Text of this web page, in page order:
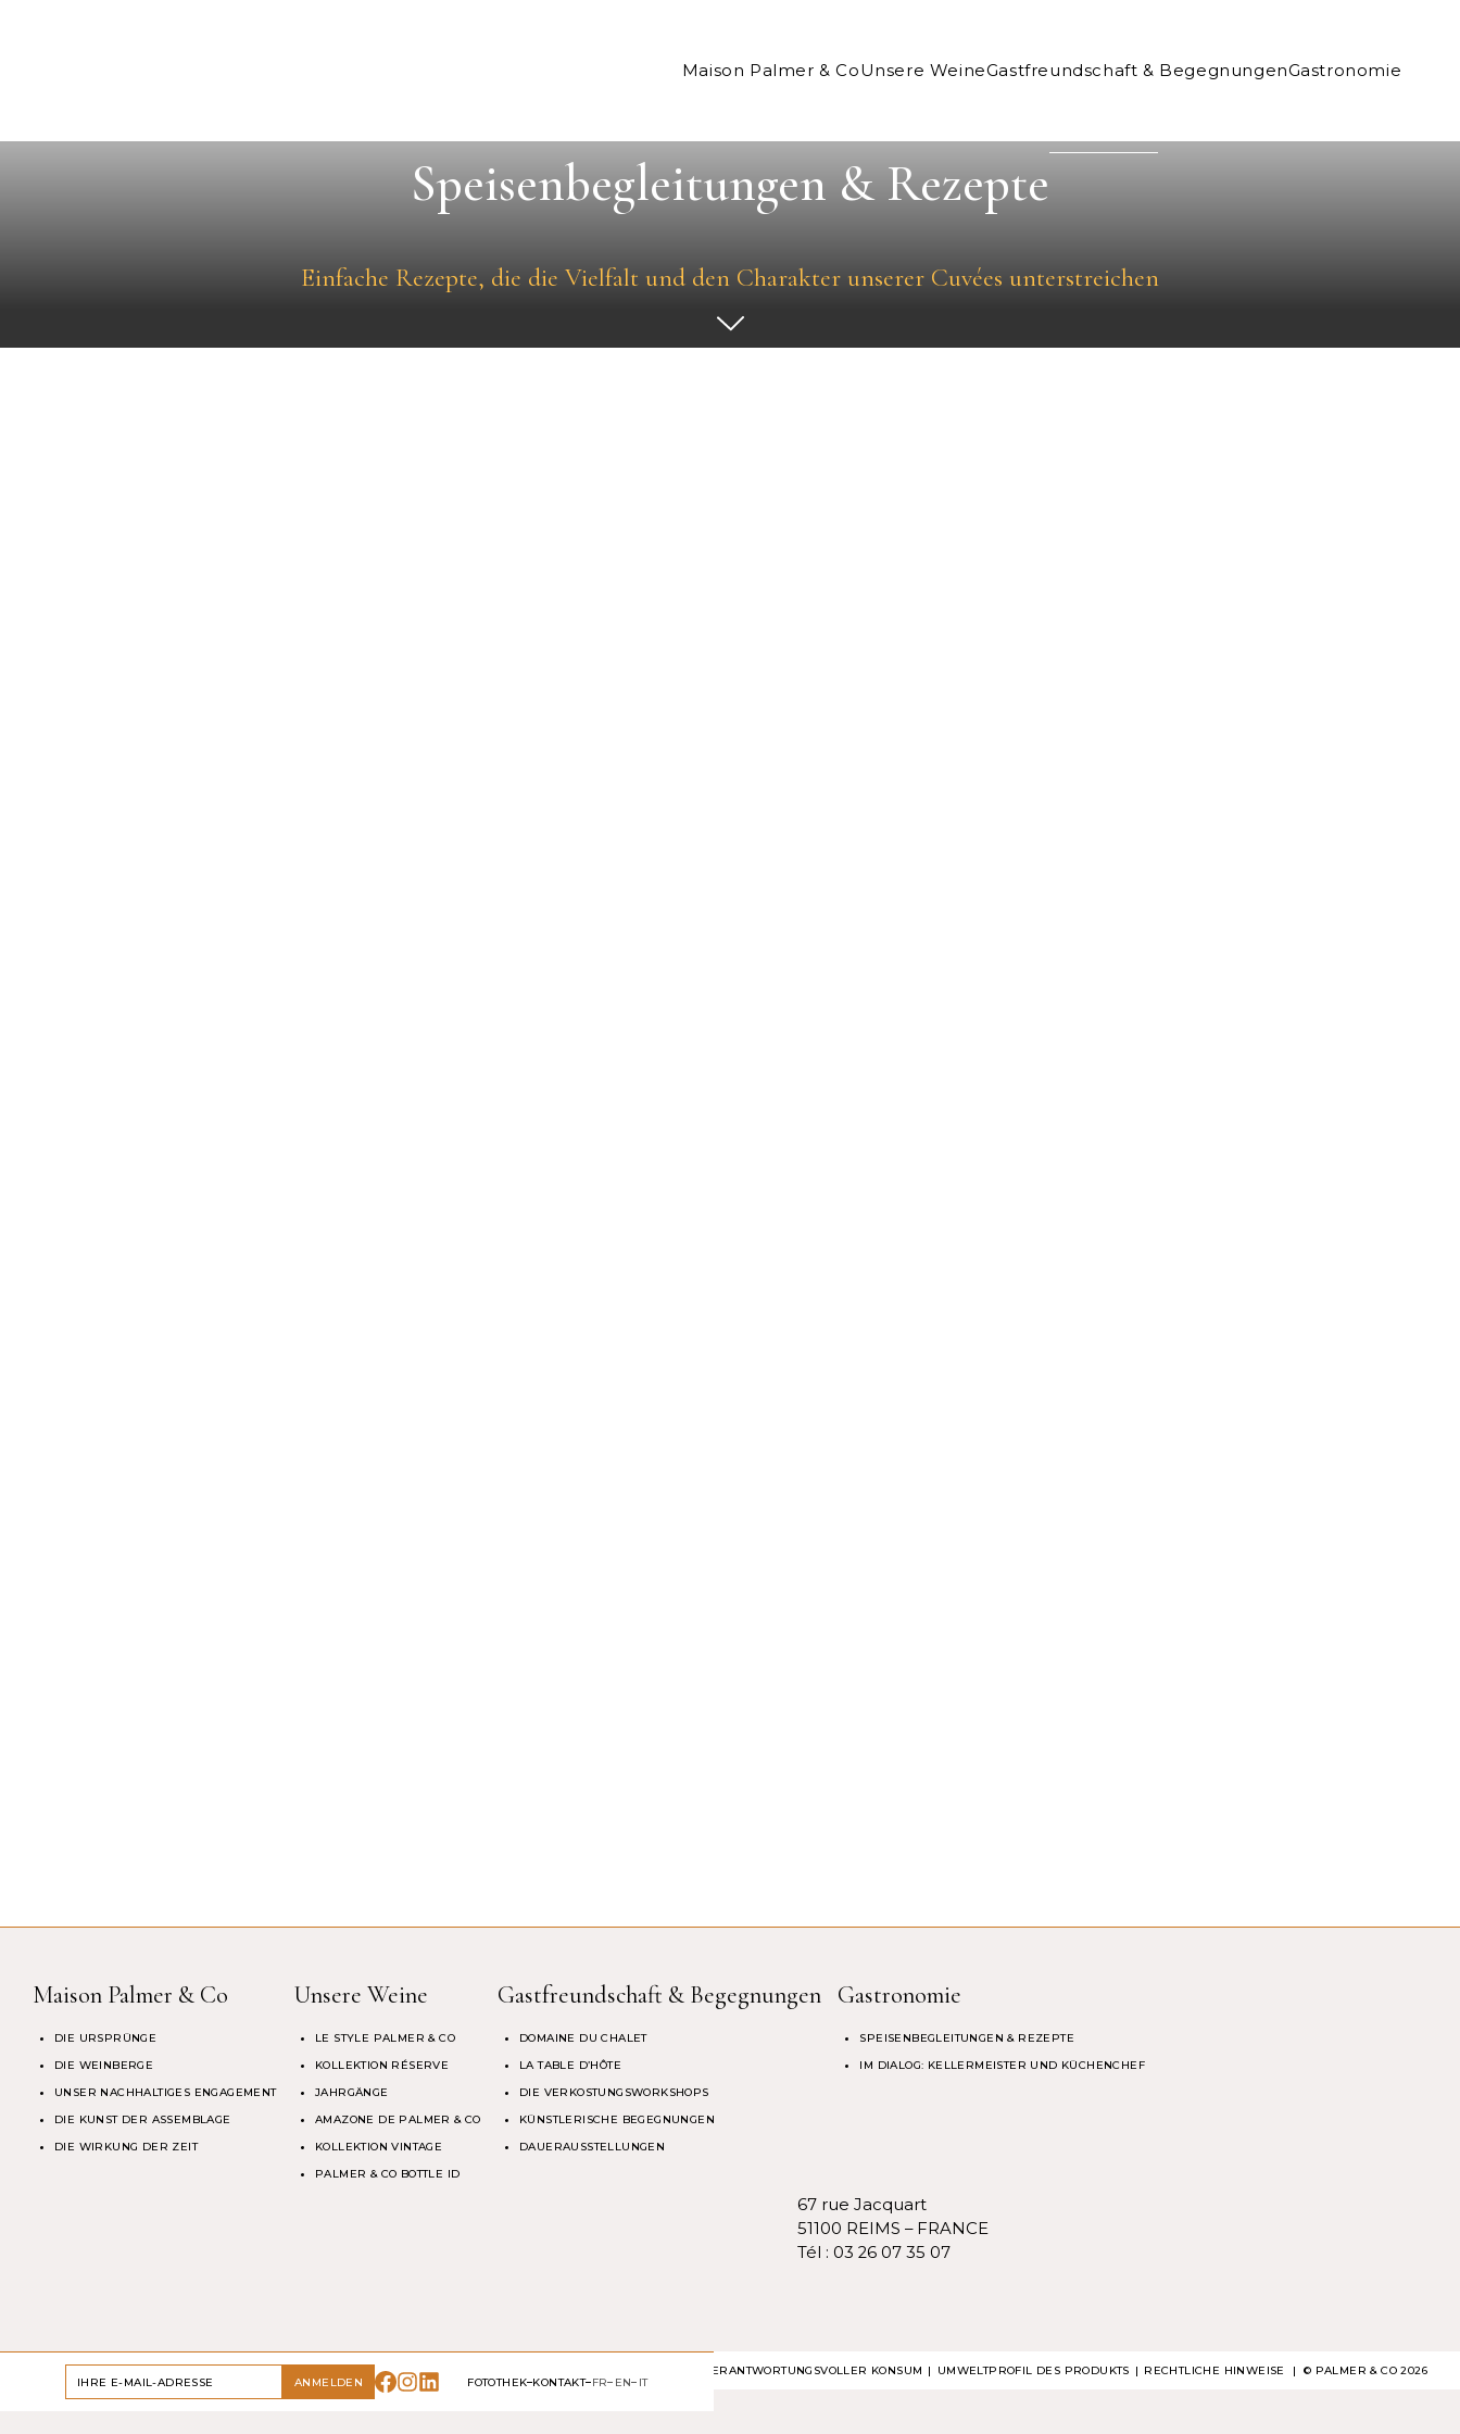
Maison Palmer & CoUnsere WeineGastfreundschaft & BegegnungenGastronomie
Speisenbegleitungen & Rezepte
Einfache Rezepte, die die Vielfalt und den Charakter unserer Cuvées unterstreichen
Maison Palmer & Co
DIE URSPRÜNGE
DIE WEINBERGE
UNSER NACHHALTIGES ENGAGEMENT
DIE KUNST DER ASSEMBLAGE
DIE WIRKUNG DER ZEIT
Unsere Weine
LE STYLE PALMER & CO
KOLLEKTION RÉSERVE
JAHRGÄNGE
AMAZONE DE PALMER & CO
KOLLEKTION VINTAGE
PALMER & CO BOTTLE ID
Gastfreundschaft & Begegnungen
DOMAINE DU CHALET
LA TABLE D’HÔTE
DIE VERKOSTUNGSWORKSHOPS
KÜNSTLERISCHE BEGEGNUNGEN
DAUERAUSSTELLUNGEN
Gastronomie
SPEISENBEGLEITUNGEN & REZEPTE
IM DIALOG: KELLERMEISTER UND KÜCHENCHEF
67 rue Jacquart
51100 REIMS – FRANCE
Tél : 03 26 07 35 07
ANMELDEN FOTOTHEK KONTAKT FR EN IT
BITTE GENIESSEN SIE UNSERE PRODUKTE VERANTWORTUNGSVOLL. VERANTWORTUNGSVOLLER KONSUM UMWELTPROFIL DES PRODUKTS RECHTLICHE HINWEISE | © PALMER & CO 2026